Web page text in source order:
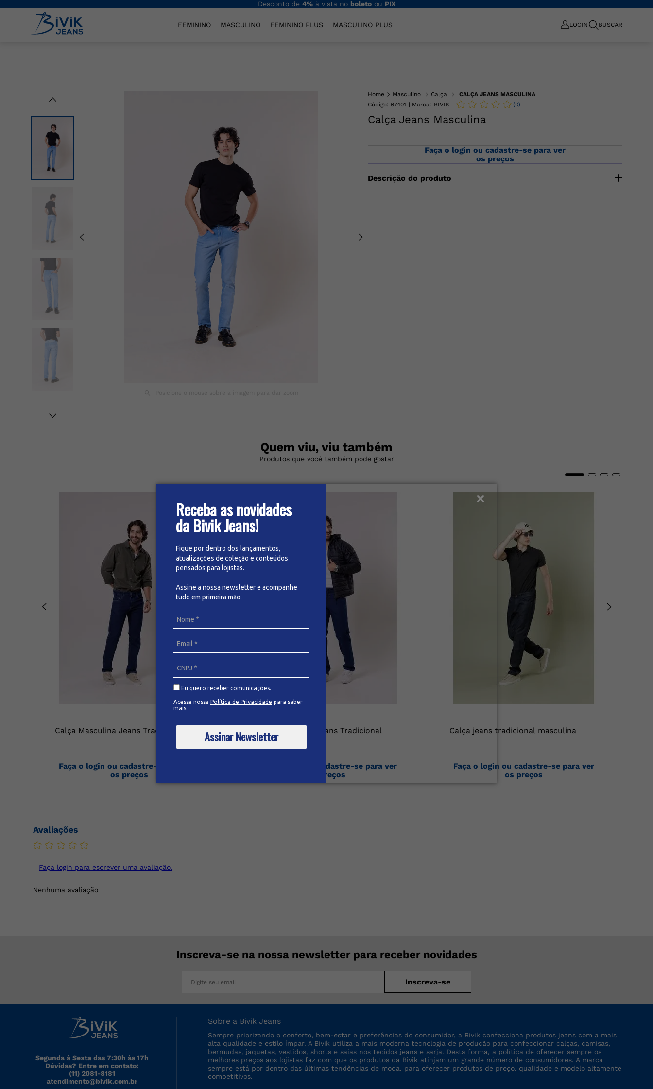
Receba as novidades
da Bivik Jeans!
Fique por dentro dos lançamentos,
atualizações de coleção e conteúdos
pensados para lojistas.
Assine a nossa newsletter e acompanhe
tudo em primeira mão.
Eu quero receber comunicações.
Acesse nossa Política de Privacidade para saber
mais.
Assinar Newsletter
Desconto de 4%à vista no boletoou PIX
LOGIN BUSCAR
FEMININO MASCULINO FEMININO PLUS MASCULINO PLUS
Home Masculino Calça
CALÇA JEANS MASCULINA
Código: 67401 BIVIK (0)
Calça Jeans Masculina
Faça o login ou cadastre-se para ver
os preços
Descrição do produto
Quem viu, viu também
Produtos que você também pode gostar
Calça Masculina Jeans Tradicional
Faça o login ou cadastre-se para ver
os preços
Calça Masculina Jeans Tradicional
Faça o login ou cadastre-se para ver
os preços
Calça jeans tradicional masculina
Faça o login ou cadastre-se para ver
os preços
Avaliações
Faça login para escrever uma avaliação.
Nenhuma avaliação
Inscreva-se na nossa newsletter para receber novidades
Inscreva-se
Segunda à Sexta das 7:30h às 17h
Dúvidas? Entre em contato:
(11) 2081-8181
atendimento@bivik.com.br
Sobre a Bivik Jeans
Sempre priorizando o conforto, bem-estar e preferências do consumidor, a Bivik confecciona produtos jeans com a mais
alta qualidade e estilo ímpar. A Bivik utiliza a mais moderna tecnologia de produção para confeccionar calças, camisas,
bermudas, jaquetas, vestidos, shorts e saias nos tecidos jeans e sarja. Desta forma, a política de oferecer sempre os
melhores preços aos lojistas faz com que os produtos da Bivik atinjam um grande número de consumidores. A marca
sempre está por dentro das últimas tendências de moda, para oferecer produtos de preço, qualidade e modelo altamente
competitivos.